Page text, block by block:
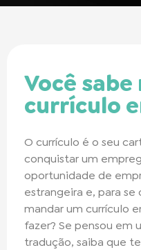
Você
currículo
O currículo é o seu
conquistar um
oportunidade de
estrangeira e, para
mandar um currículo
fazer? Se pensou em
tradução, saiba que